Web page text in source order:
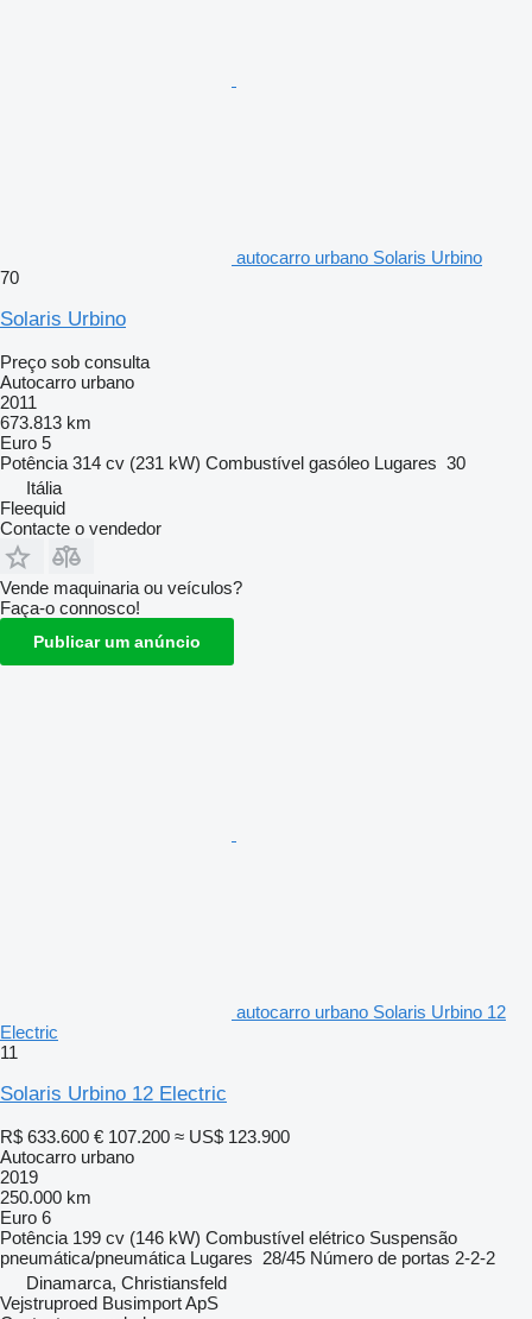
autocarro urbano Solaris Urbino
70
Solaris Urbino
Preço sob consulta
Autocarro urbano
2011
673.813 km
Euro 5
Potência 314 cv (231 kW) Combustível gasóleo Lugares 30
Itália
Fleequid
Contacte o vendedor
Vende maquinaria ou veículos?
Faça-o connosco!
Publicar um anúncio
autocarro urbano Solaris Urbino 12
Electric
11
Solaris Urbino 12 Electric
R$ 633.600 € 107.200 ≈ US$ 123.900
Autocarro urbano
2019
250.000 km
Euro 6
Potência 199 cv (146 kW) Combustível elétrico Suspensão
pneumática/pneumática Lugares 28/45 Número de portas 2-2-2
Dinamarca, Christiansfeld
Vejstruproed Busimport ApS